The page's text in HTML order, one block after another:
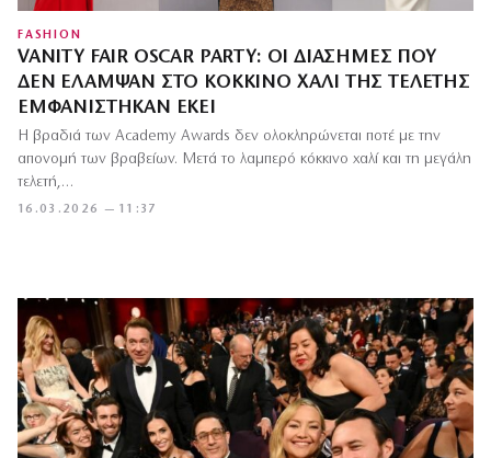
FASHION
VANITY FAIR OSCAR PARTY: ΟΙ ΔΙΆΣΗΜΕΣ ΠΟΥ
ΔΕΝ ΈΛΑΜΨΑΝ ΣΤΟ ΚΌΚΚΙΝΟ ΧΑΛΊ ΤΗΣ ΤΕΛΕΤΉΣ
ΕΜΦΑΝΊΣΤΗΚΑΝ ΕΚΕΊ
16.03.2026 — 11:37
Η βραδιά των Academy Awards δεν ολοκληρώνεται ποτέ με την
απονομή των βραβείων. Μετά το λαμπερό κόκκινο χαλί και τη μεγάλη
τελετή,…